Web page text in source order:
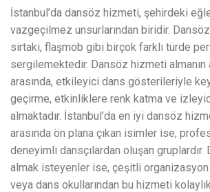
İstanbul’da dansöz hizmeti, şehirdeki
vazgeçilmez unsurlarından biridir.
sirtaki, flaşmob gibi birçok farklı türde
sergilemektedir. Dansöz hizmeti almanın
arasında, etkileyici dans gösterileriyle
geçirme, etkinliklere renk katma ve
almaktadır. İstanbul’da en iyi dansöz
arasında ön plana çıkan isimler ise,
deneyimli dansçılardan oluşan
almak isteyenler ise, çeşitli organizasyon
veya dans okullarından bu hizmeti